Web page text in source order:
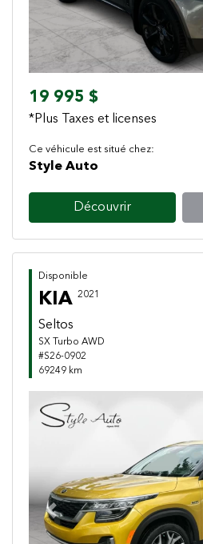
19 995 $
*Plus Taxes et licenses
Ce véhicule est situé chez:
Style Auto
Découvrir
Disponible
KIA 2021
Seltos
SX Turbo AWD
#S26-0902
69249 km
Previous